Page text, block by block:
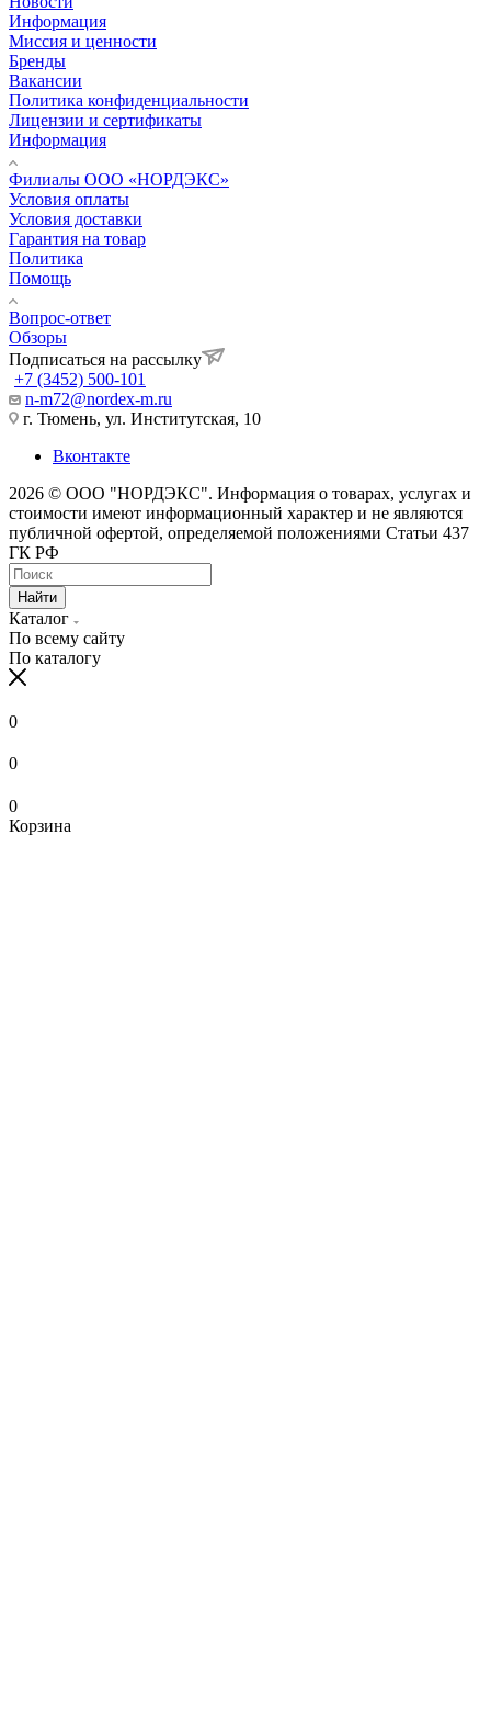
Информация
Миссия и ценности
Бренды
Вакансии
Политика конфиденциальности
Лицензии и сертификаты
Информация
Филиалы ООО «НОРДЭКС»
Условия оплаты
Условия доставки
Гарантия на товар
Политика
Помощь
Вопрос-ответ
Обзоры
Подписаться на рассылку
+7 (3452) 500-101
n-m72@nordex-m.ru
г. Тюмень, ул. Институтская, 10
Вконтакте
2026 © ООО "НОРДЭКС". Информация о товарах, услугах и
стоимости имеют информационный характер и не являются
публичной офертой, определяемой положениями Статьи 437
ГК РФ
Найти
Каталог
По всему сайту
По каталогу
0
0
0
Корзина